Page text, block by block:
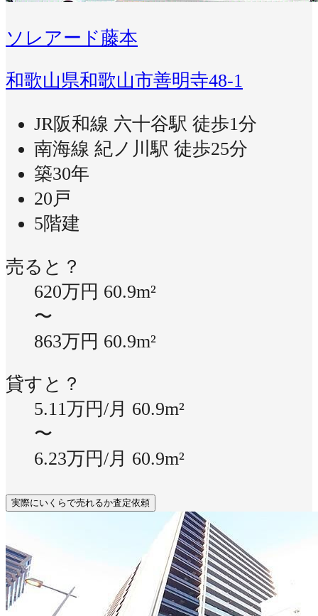
ソレアード藤本
和歌山県和歌山市善明寺48-1
JR阪和線 六十谷駅 徒歩1分
南海線 紀ノ川駅 徒歩25分
築30年
20戸
5階建
売ると？
620万円 60.9m²
〜
863万円 60.9m²
貸すと？
5.11万円/月 60.9m²
〜
6.23万円/月 60.9m²
実際にいくらで売れるか査定依頼